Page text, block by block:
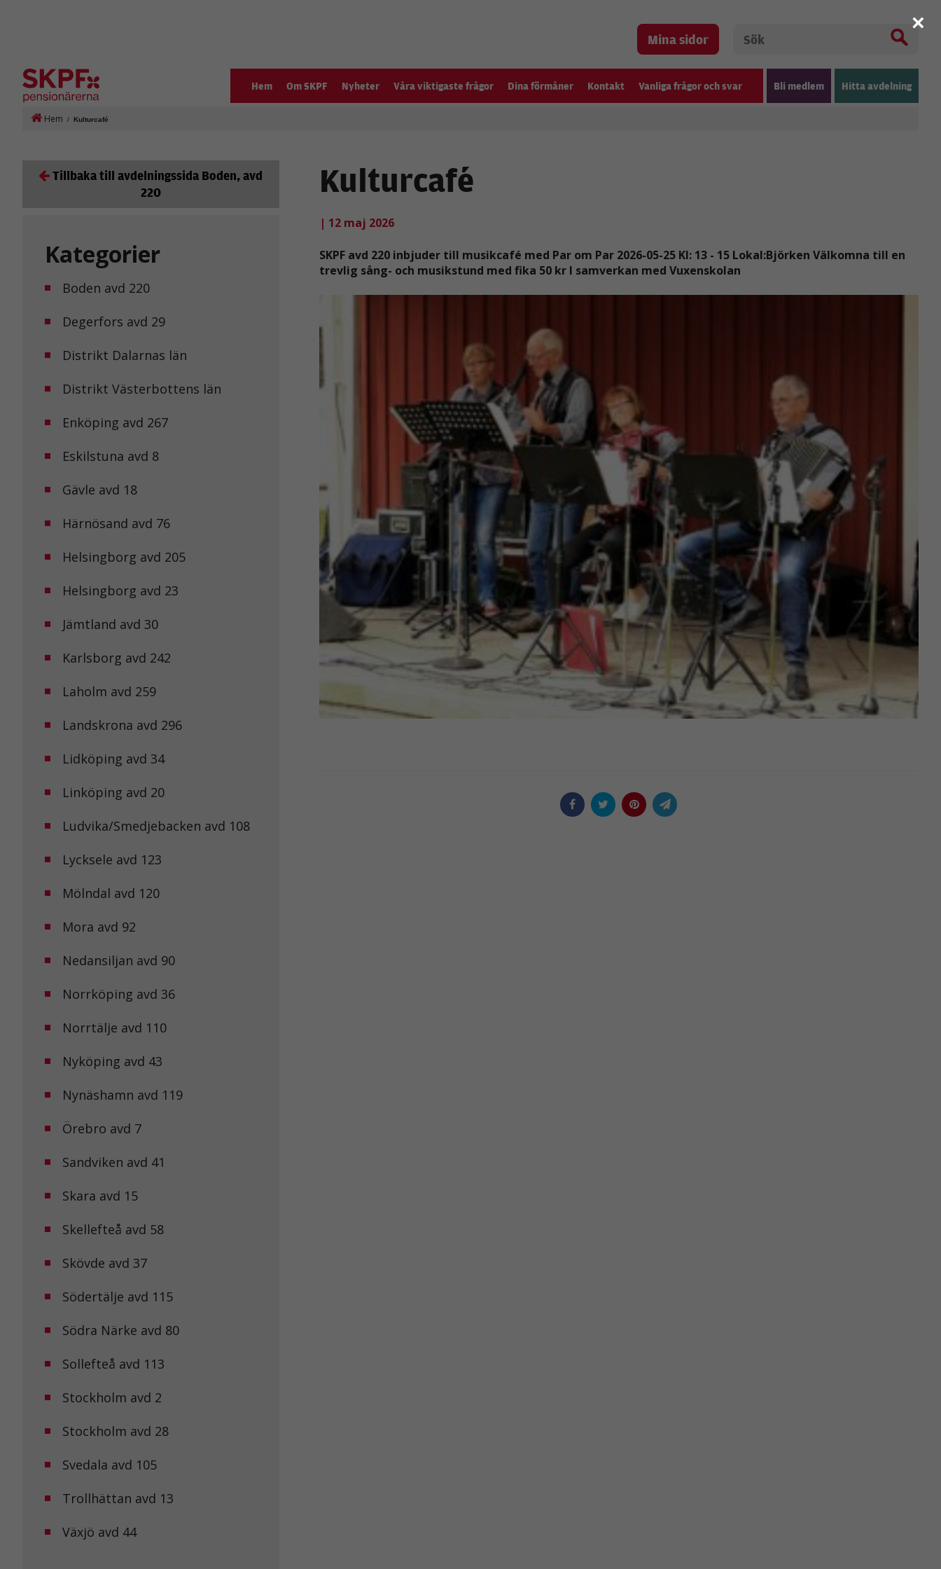
Mina sidor
Hem Om SKPF Nyheter Våra viktigaste frågor Dina förmåner Kontakt Vanliga frågor och svar Bli medlem Hitta avdelning
Hem / Kulturcafé
Tillbaka till avdelningssida Boden, avd
220
Kategorier
Boden avd 220
Degerfors avd 29
Distrikt Dalarnas län
Distrikt Västerbottens län
Enköping avd 267
Eskilstuna avd 8
Gävle avd 18
Härnösand avd 76
Helsingborg avd 205
Helsingborg avd 23
Jämtland avd 30
Karlsborg avd 242
Laholm avd 259
Landskrona avd 296
Lidköping avd 34
Linköping avd 20
Ludvika/Smedjebacken avd 108
Lycksele avd 123
Mölndal avd 120
Mora avd 92
Nedansiljan avd 90
Norrköping avd 36
Norrtälje avd 110
Nyköping avd 43
Nynäshamn avd 119
Örebro avd 7
Sandviken avd 41
Skara avd 15
Skellefteå avd 58
Skövde avd 37
Södertälje avd 115
Södra Närke avd 80
Sollefteå avd 113
Stockholm avd 2
Stockholm avd 28
Svedala avd 105
Trollhättan avd 13
Växjö avd 44
Kulturcafé
| 12 maj 2026
SKPF avd 220 inbjuder till musikcafé med Par om Par 2026-05-25 Kl: 13 - 15 Lokal:Björken Välkomna till en
trevlig sång- och musikstund med fika 50 kr I samverkan med Vuxenskolan
×